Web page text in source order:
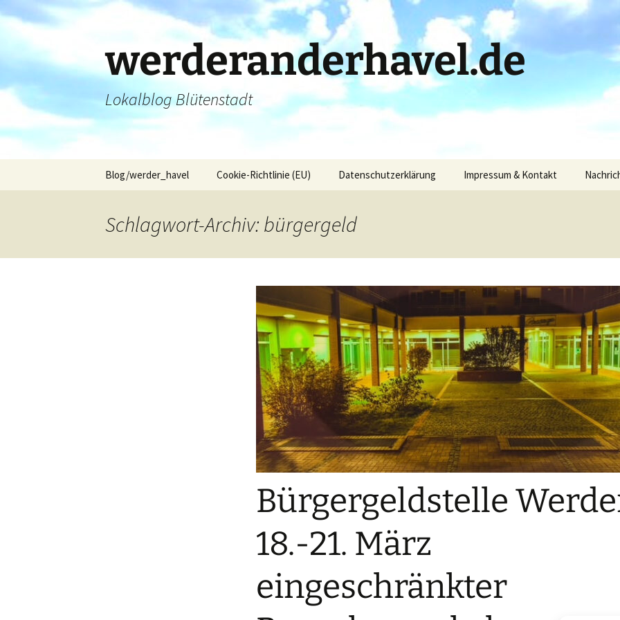
Zum
Inhalt
springen
werderanderhavel.de
Lokalblog Blütenstadt
Blog/werder_havel Cookie-Richtlinie (EU) Datenschutzerklärung Impressum & Kontakt
Schlagwort-Archiv: bürgergeld
Bürgergeldstelle
18.-21. März
eingeschränkter